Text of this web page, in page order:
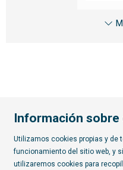
Diapositiva 2 de 7
Información sobre
Utilizamos cookies propias y de
funcionamiento del sitio web, y
utilizaremos cookies para